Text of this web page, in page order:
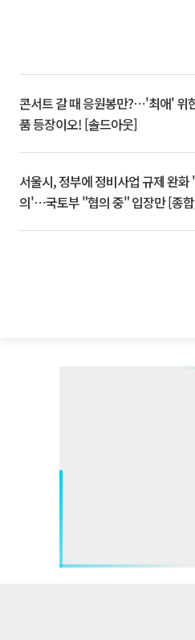
콘서트 갈 때 응원봉만?⋯'최애' 위
품 등장이오! [솔드아웃]
서울시, 정부에 정비사업 규제 완화
의'⋯국토부 "협의 중" 입장만 [종